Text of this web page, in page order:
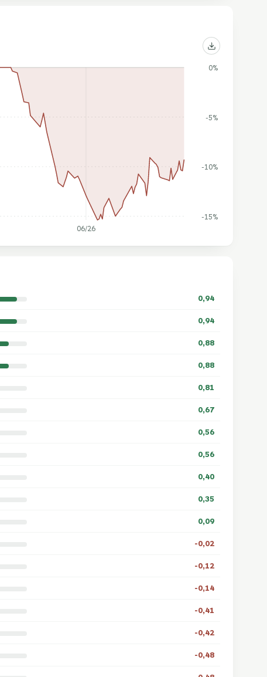
-15%
-10%
-5%
0%
06/26
0,94
0,94
0,88
0,88
0,81
0,67
0,56
0,56
0,40
0,35
0,09
-0,02
-0,12
-0,14
-0,41
-0,42
-0,48